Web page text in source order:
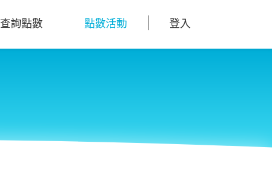
查詢點數 點數活動 登入